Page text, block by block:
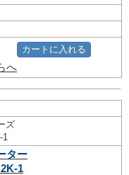
へ
カートに入れる
ズ
1
ター
1